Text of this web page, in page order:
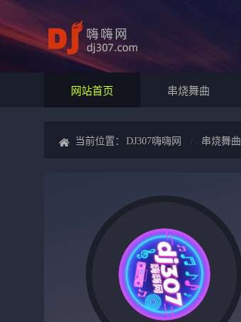
网站首页 串烧舞曲
当前位置： DJ307嗨嗨网 串烧舞曲